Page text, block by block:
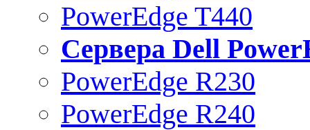
PowerEdge T440
Сервера Dell
PowerEdge R230
PowerEdge R240